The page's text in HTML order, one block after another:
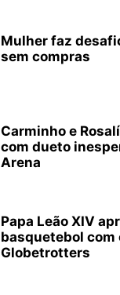
Mulher faz
sem compras
Carminho e
com dueto
Arena
Papa Leão XIV
basquetebol com
Globetrotters